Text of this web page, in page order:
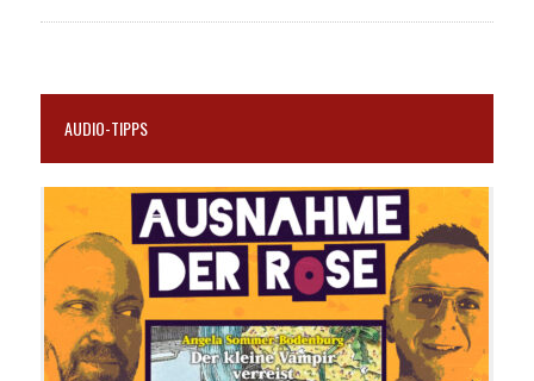
AUDIO-TIPPS